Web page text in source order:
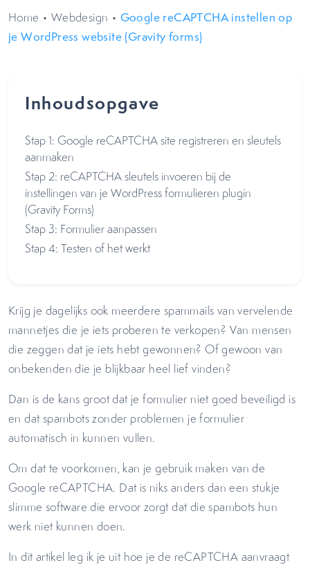
Home • Webdesign • Google reCAPTCHA instellen op
je WordPress website (Gravity forms)
Inhoudsopgave
Stap 1: Google reCAPTCHA site registreren en sleutels
aanmaken
Stap 2: reCAPTCHA sleutels invoeren bij de
instellingen van je WordPress formulieren plugin
(Gravity Forms)
Stap 3: Formulier aanpassen
Stap 4: Testen of het werkt
Krijg je dagelijks ook meerdere spammails van vervelende
mannetjes die je iets proberen te verkopen? Van mensen
die zeggen dat je iets hebt gewonnen? Of gewoon van
onbekenden die je blijkbaar heel lief vinden?
Dan is de kans groot dat je formulier niet goed beveiligd is
en dat spambots zonder problemen je formulier
automatisch in kunnen vullen.
Om dat te voorkomen, kan je gebruik maken van de
Google reCAPTCHA. Dat is niks anders dan een stukje
slimme software die ervoor zorgt dat die spambots hun
werk niet kunnen doen.
In dit artikel leg ik je uit hoe je de reCAPTCHA aanvraagt